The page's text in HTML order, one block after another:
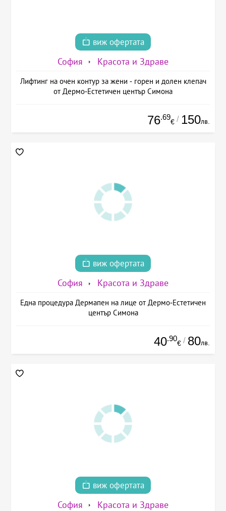
виж офертата
София Красота и Здраве
Лифтинг на очен контур за жени - горен и долен клепач
от Дермо-Естетичен център Симона
76.69
€ / 150лв.
виж офертата
София Красота и Здраве
Една процедура Дермапен на лице от Дермо-Естетичен
център Симона
40.90
€ / 80лв.
виж офертата
София Красота и Здраве